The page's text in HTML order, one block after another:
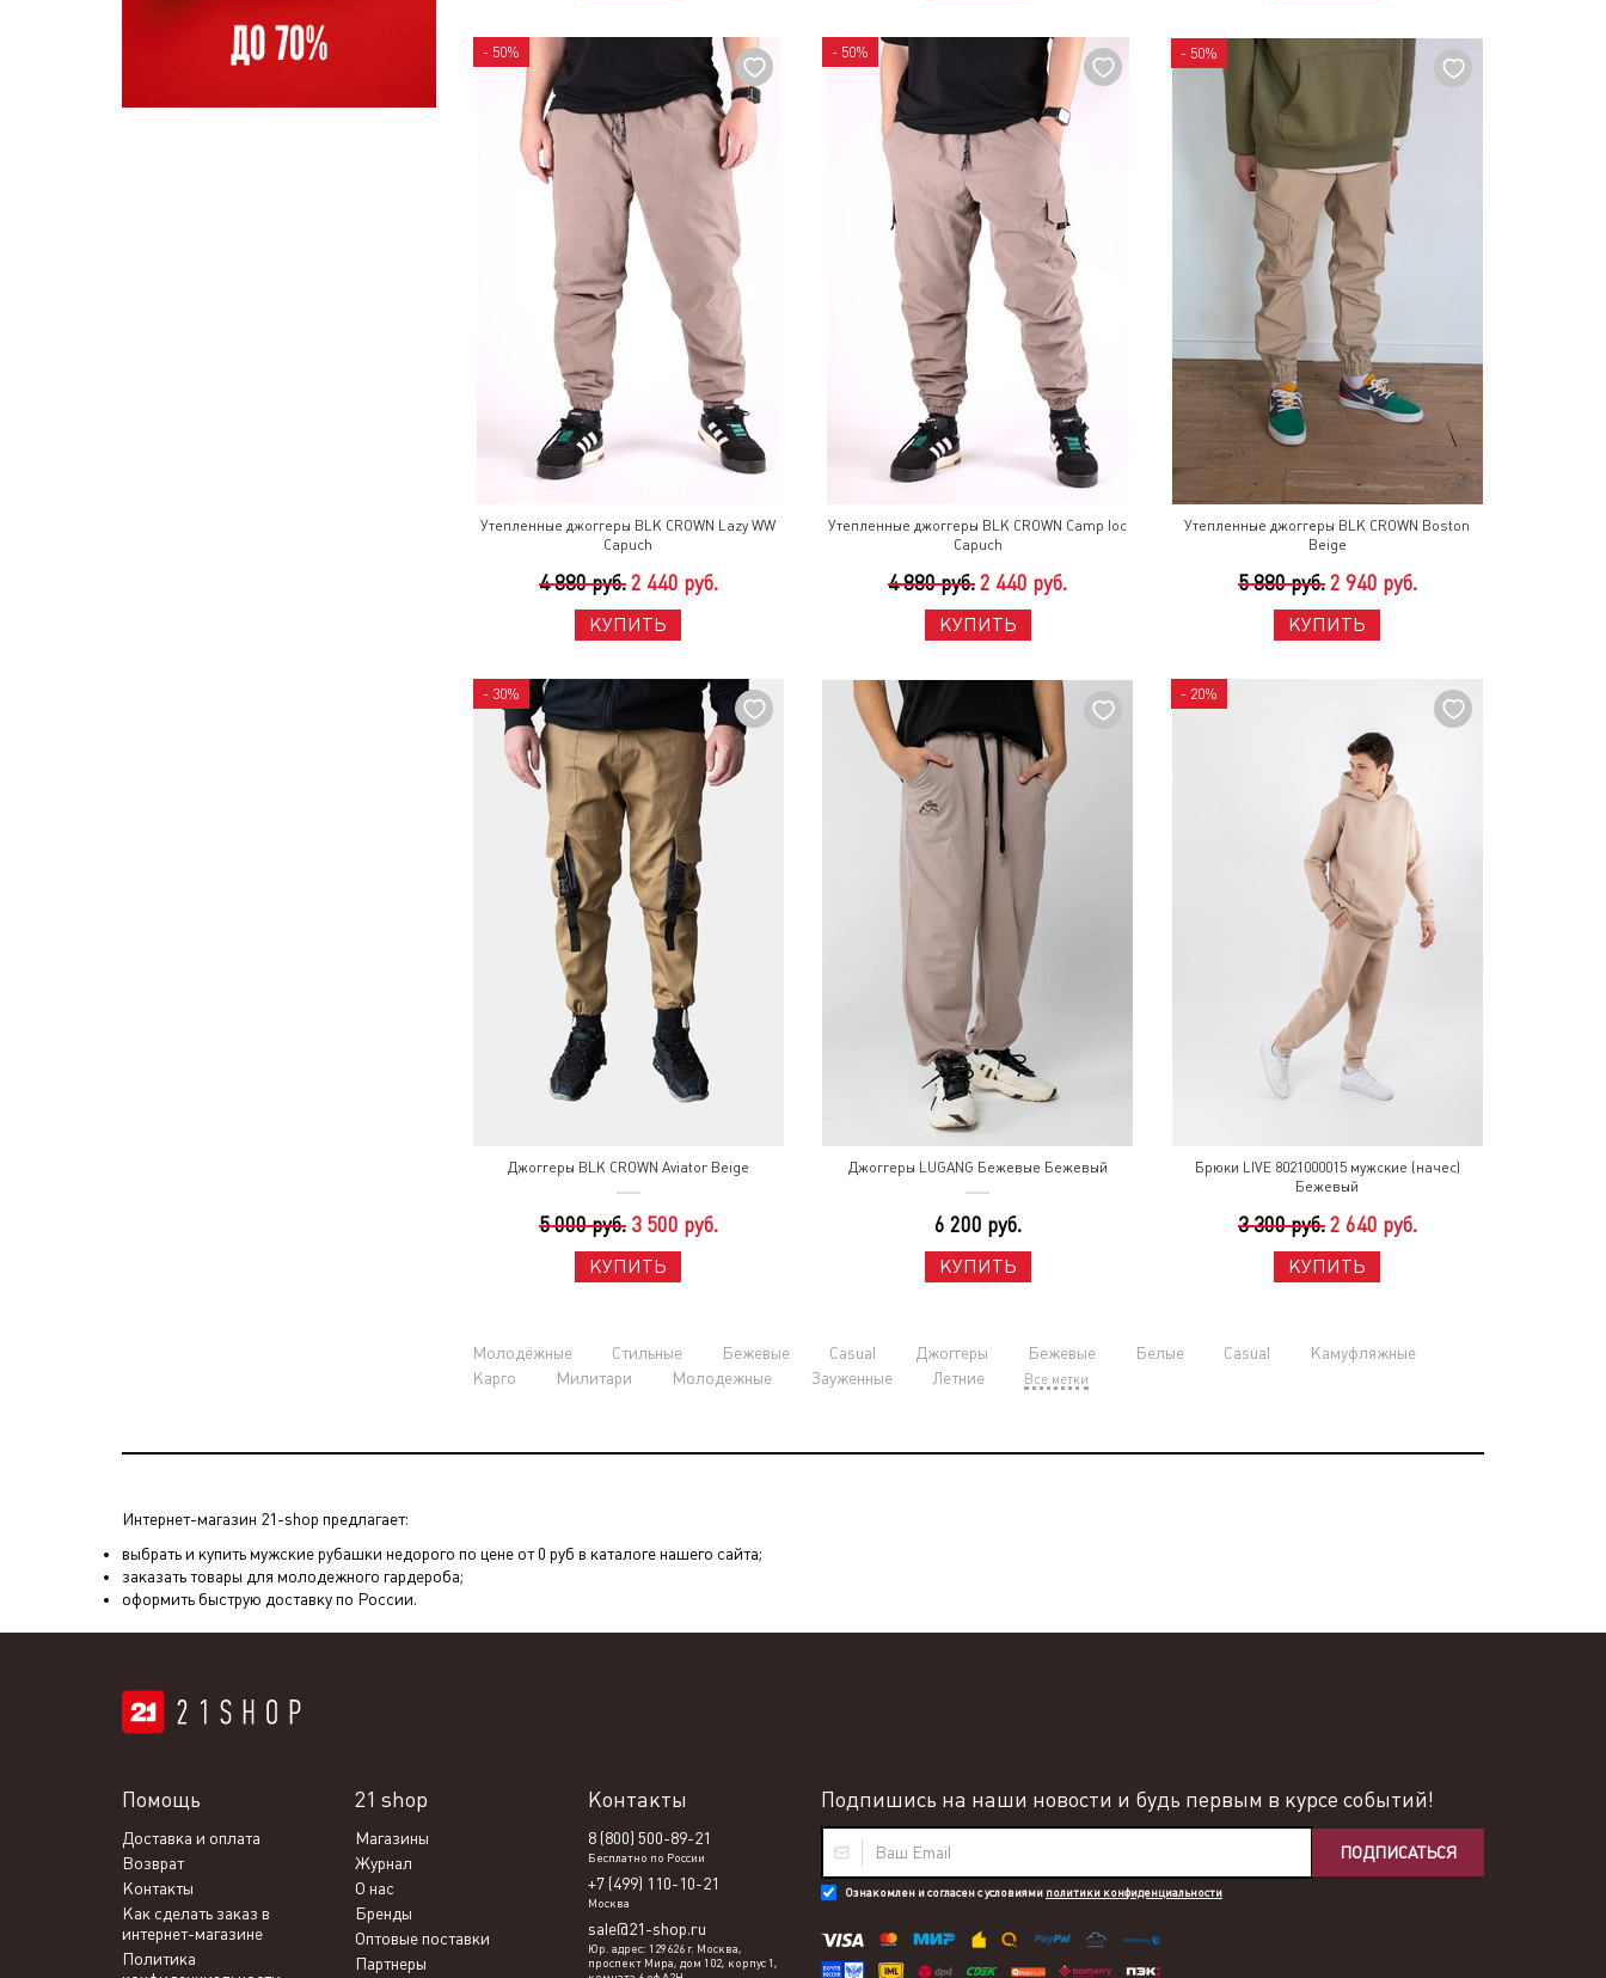
- 50%
Утепленные джоггеры BLK CROWN Lazy WW
Capuch
4 880 руб. 2 440 руб.
КУПИТЬ
- 50%
Утепленные джоггеры BLK CROWN Camp loc
Capuch
4 880 руб. 2 440 руб.
КУПИТЬ
- 50%
Утепленные джоггеры BLK CROWN Boston
Beige
5 880 руб. 2 940 руб.
КУПИТЬ
- 30%
Джоггеры BLK CROWN Aviator Beige
5 000 руб. 3 500 руб.
КУПИТЬ
Джоггеры LUGANG Бежевые Бежевый
6 200 руб.
КУПИТЬ
- 20%
Брюки LIVE 8021000015 мужские (начес)
Бежевый
3 300 руб. 2 640 руб.
КУПИТЬ
Молодёжные Стильные Бежевые Casual Джоггеры Бежевые Белые Casual
Камуфляжные
Карго
Милитари Молодежные Зауженные Летние Все метки
Интернет-магазин 21-shop предлагает:
выбрать и купить мужские рубашки недорого по цене от 0 руб в каталоге нашего сайта;
заказать товары для молодежного гардероба;
оформить быструю доставку по России.
Подпишись на наши новости и будь первым в курсе событий!
ПОДПИСАТЬСЯ
Ознакомлен и согласен с условиями политики конфиденциальности
21 shop
Магазины
Журнал
О нас
Бренды
Оптовые поставки
Партнеры
Помощь
Доставка и оплата
Возврат
Контакты
Как сделать заказ в
интернет-магазине
Политика
Контакты
8 (800) 500-89-21
Бесплатно по России
+7 (499) 110-10-21
Москва
sale@21-shop.ru
Юр. адрес: 129626 г. Москва,
проспект Мира, дом 102, корпус 1,